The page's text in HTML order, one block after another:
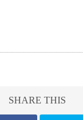
SHARE THIS